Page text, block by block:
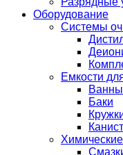
Оборудование
Системы
Емкости
Ванны
Баки